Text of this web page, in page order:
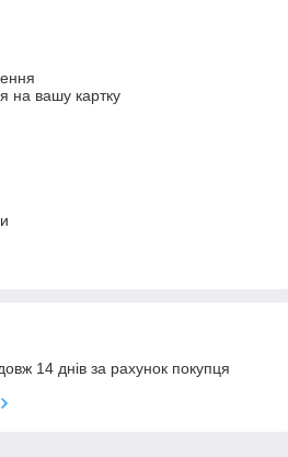
на вашу картку
14 днів за рахунок покупця